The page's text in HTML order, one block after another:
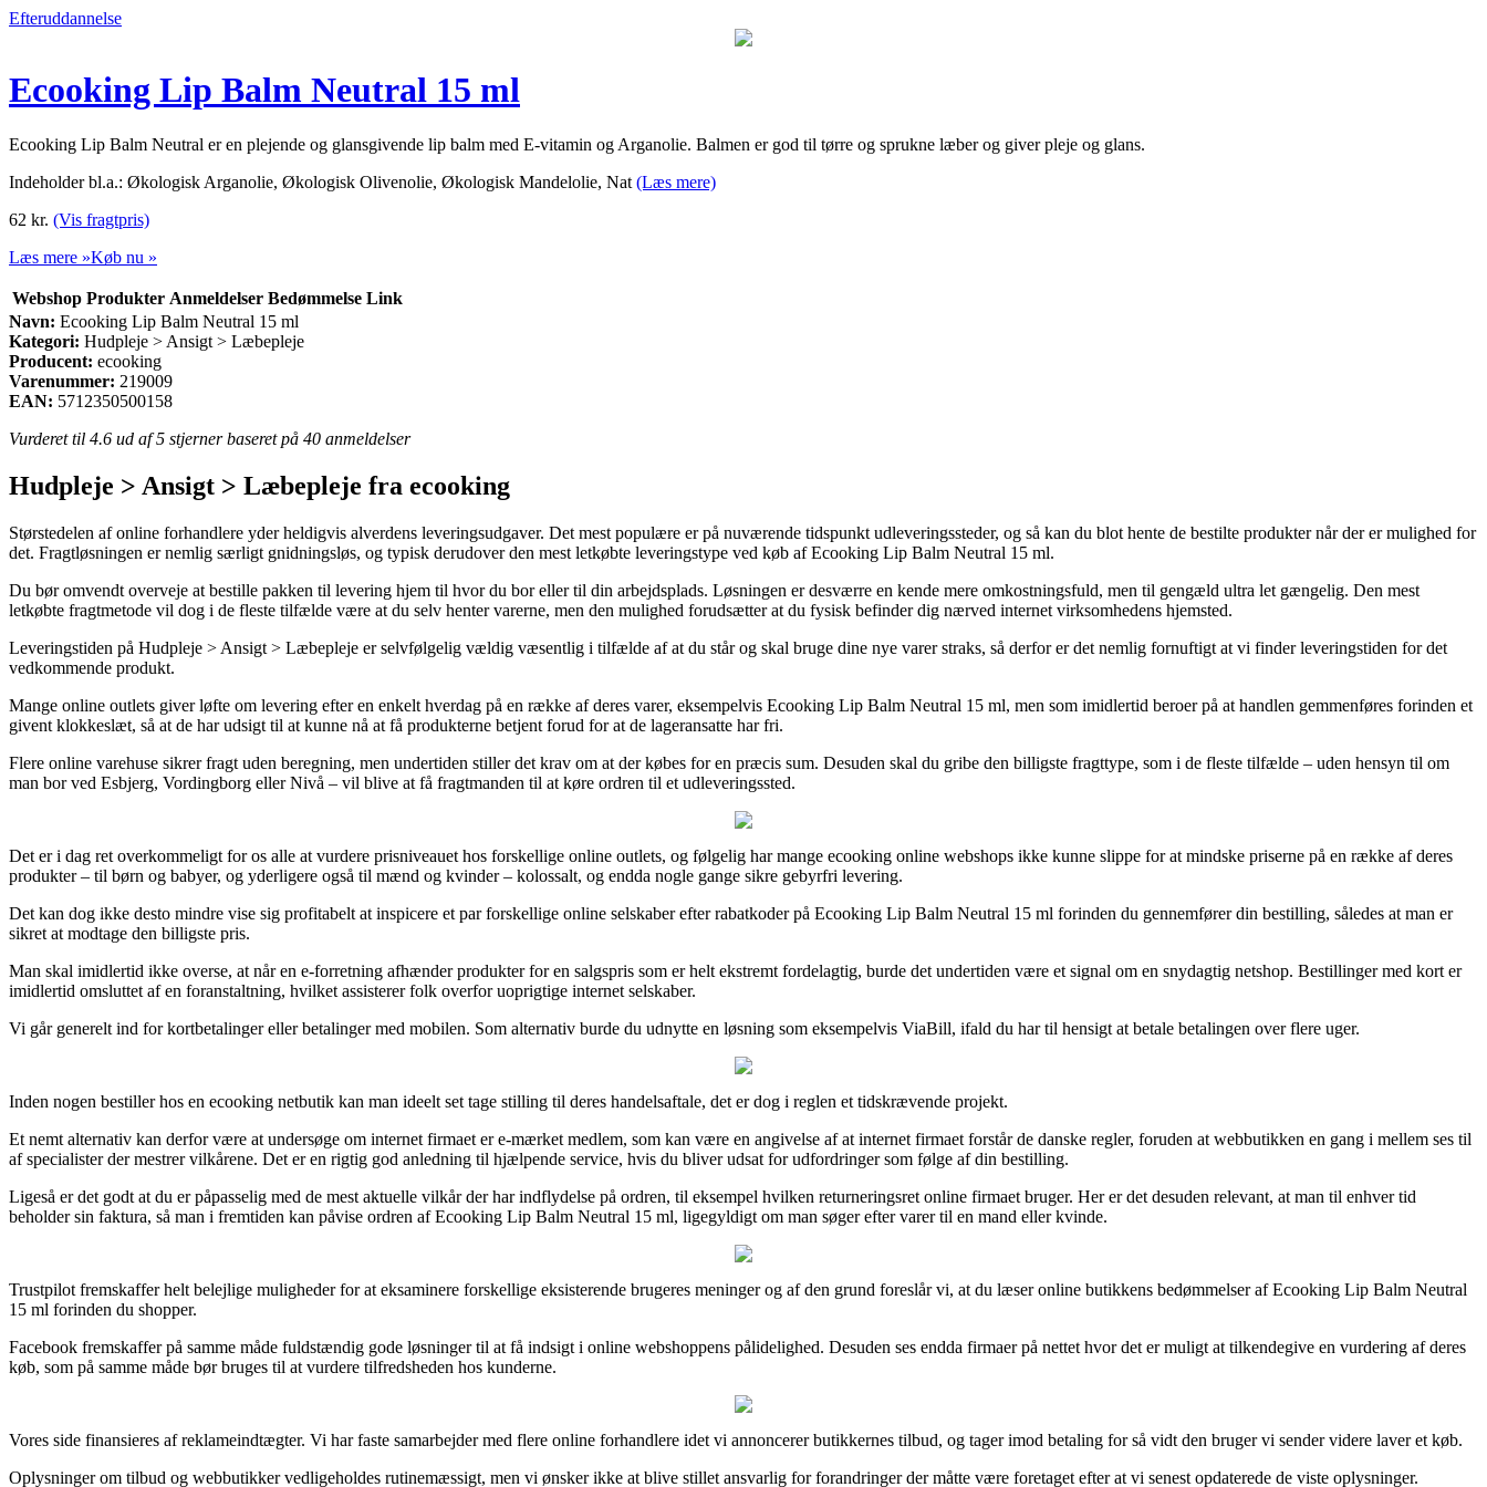
Efteruddannelse
Ecooking Lip Balm Neutral 15 ml
Ecooking Lip Balm Neutral er en plejende og glansgivende lip balm med E-vitamin og Arganolie. Balmen er god til tørre og sprukne læber og giver pleje og glans.
Indeholder bl.a.: Økologisk Arganolie, Økologisk Olivenolie, Økologisk Mandelolie, Nat (Læs mere)
62 kr. (Vis fragtpris)
Læs mere »Køb nu »
Webshop Produkter Anmeldelser Bedømmelse Link
Navn: Ecooking Lip Balm Neutral 15 ml
Kategori: Hudpleje > Ansigt > Læbepleje
Producent: ecooking
Varenummer: 219009
EAN: 5712350500158
Vurderet til 4.6 ud af 5 stjerner baseret på 40 anmeldelser
Hudpleje > Ansigt > Læbepleje fra ecooking
Størstedelen af online forhandlere yder heldigvis alverdens leveringsudgaver. Det mest populære er på nuværende tidspunkt udleveringssteder, og så kan du blot hente de bestilte produkter når der er mulighed for
det. Fragtløsningen er nemlig særligt gnidningsløs, og typisk derudover den mest letkøbte leveringstype ved køb af Ecooking Lip Balm Neutral 15 ml.
Du bør omvendt overveje at bestille pakken til levering hjem til hvor du bor eller til din arbejdsplads. Løsningen er desværre en kende mere omkostningsfuld, men til gengæld ultra let gængelig. Den mest
letkøbte fragtmetode vil dog i de fleste tilfælde være at du selv henter varerne, men den mulighed forudsætter at du fysisk befinder dig nærved internet virksomhedens hjemsted.
Leveringstiden på Hudpleje > Ansigt > Læbepleje er selvfølgelig vældig væsentlig i tilfælde af at du står og skal bruge dine nye varer straks, så derfor er det nemlig fornuftigt at vi finder leveringstiden for det
vedkommende produkt.
Mange online outlets giver løfte om levering efter en enkelt hverdag på en række af deres varer, eksempelvis Ecooking Lip Balm Neutral 15 ml, men som imidlertid beroer på at handlen gemmenføres forinden et
givent klokkeslæt, så at de har udsigt til at kunne nå at få produkterne betjent forud for at de lageransatte har fri.
Flere online varehuse sikrer fragt uden beregning, men undertiden stiller det krav om at der købes for en præcis sum. Desuden skal du gribe den billigste fragttype, som i de fleste tilfælde – uden hensyn til om
man bor ved Esbjerg, Vordingborg eller Nivå – vil blive at få fragtmanden til at køre ordren til et udleveringssted.
Det er i dag ret overkommeligt for os alle at vurdere prisniveauet hos forskellige online outlets, og følgelig har mange ecooking online webshops ikke kunne slippe for at mindske priserne på en række af deres
produkter – til børn og babyer, og yderligere også til mænd og kvinder – kolossalt, og endda nogle gange sikre gebyrfri levering.
Det kan dog ikke desto mindre vise sig profitabelt at inspicere et par forskellige online selskaber efter rabatkoder på Ecooking Lip Balm Neutral 15 ml forinden du gennemfører din bestilling, således at man er
sikret at modtage den billigste pris.
Man skal imidlertid ikke overse, at når en e-forretning afhænder produkter for en salgspris som er helt ekstremt fordelagtig, burde det undertiden være et signal om en snydagtig netshop. Bestillinger med kort er
imidlertid omsluttet af en foranstaltning, hvilket assisterer folk overfor uoprigtige internet selskaber.
Vi går generelt ind for kortbetalinger eller betalinger med mobilen. Som alternativ burde du udnytte en løsning som eksempelvis ViaBill, ifald du har til hensigt at betale betalingen over flere uger.
Inden nogen bestiller hos en ecooking netbutik kan man ideelt set tage stilling til deres handelsaftale, det er dog i reglen et tidskrævende projekt.
Et nemt alternativ kan derfor være at undersøge om internet firmaet er e-mærket medlem, som kan være en angivelse af at internet firmaet forstår de danske regler, foruden at webbutikken en gang i mellem ses til
af specialister der mestrer vilkårene. Det er en rigtig god anledning til hjælpende service, hvis du bliver udsat for udfordringer som følge af din bestilling.
Ligeså er det godt at du er påpasselig med de mest aktuelle vilkår der har indflydelse på ordren, til eksempel hvilken returneringsret online firmaet bruger. Her er det desuden relevant, at man til enhver tid
beholder sin faktura, så man i fremtiden kan påvise ordren af Ecooking Lip Balm Neutral 15 ml, ligegyldigt om man søger efter varer til en mand eller kvinde.
Trustpilot fremskaffer helt belejlige muligheder for at eksaminere forskellige eksisterende brugeres meninger og af den grund foreslår vi, at du læser online butikkens bedømmelser af Ecooking Lip Balm Neutral
15 ml forinden du shopper.
Facebook fremskaffer på samme måde fuldstændig gode løsninger til at få indsigt i online webshoppens pålidelighed. Desuden ses endda firmaer på nettet hvor det er muligt at tilkendegive en vurdering af deres
køb, som på samme måde bør bruges til at vurdere tilfredsheden hos kunderne.
Vores side finansieres af reklameindtægter. Vi har faste samarbejder med flere online forhandlere idet vi annoncerer butikkernes tilbud, og tager imod betaling for så vidt den bruger vi sender videre laver et køb.
Oplysninger om tilbud og webbutikker vedligeholdes rutinemæssigt, men vi ønsker ikke at blive stillet ansvarlig for forandringer der måtte være foretaget efter at vi senest opdaterede de viste oplysninger.